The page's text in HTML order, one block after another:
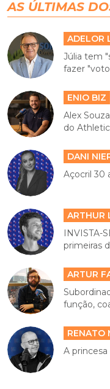
AS ÚLTIMAS
ADELOR
Júlia tem
fazer
ENIO BIZ
Alex
do
DANI
Açocril 30
ARTHUR
INVISTA-
primeiras
ARTUR
função,
RENATO
A